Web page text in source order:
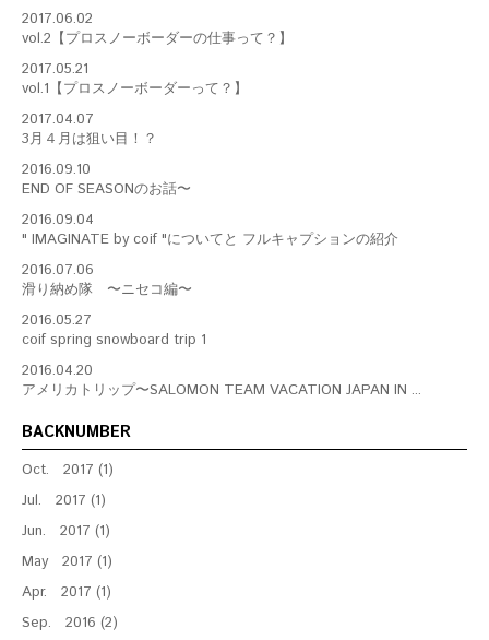
2017.06.02
vol.2【プロスノーボーダーの仕事って？】
2017.05.21
vol.1【プロスノーボーダーって？】
2017.04.07
3月４月は狙い目！？
2016.09.10
END OF SEASONのお話〜
2016.09.04
" IMAGINATE by coif "についてと フルキャプションの紹介
2016.07.06
滑り納め隊 〜ニセコ編〜
2016.05.27
coif spring snowboard trip 1
2016.04.20
アメリカトリップ〜SALOMON TEAM VACATION JAPAN IN ...
BACKNUMBER
Oct. 2017 (1)
Jul. 2017 (1)
Jun. 2017 (1)
May 2017 (1)
Apr. 2017 (1)
Sep. 2016 (2)